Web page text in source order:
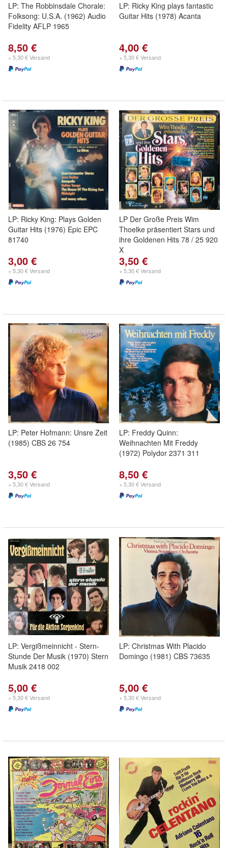
LP: The Robbinsdale Chorale:
Folksong: U.S.A. (1962) Audio
Fidelity AFLP 1965
8,50 €
+ 5,30 € Versand
LP: Ricky King plays fantastic
Guitar Hits (1978) Acanta
4,00 €
+ 5,30 € Versand
LP: Ricky King: Plays Golden
Guitar Hits (1976) Epic EPC
81740
3,00 €
+ 5,30 € Versand
LP Der Große Preis Wim
Thoelke präsentiert Stars und
ihre Goldenen Hits 78 / 25 920
X
3,50 €
+ 5,30 € Versand
LP: Peter Hofmann: Unsre Zeit
(1985) CBS 26 754
3,50 €
+ 5,30 € Versand
LP: Freddy Quinn:
Weihnachten Mit Freddy
(1972) Polydor 2371 311
8,50 €
+ 5,30 € Versand
LP: Vergißmeinnicht - Stern-
Stunde Der Musik (1970) Stern
Musik 2418 002
5,00 €
+ 5,30 € Versand
LP: Christmas With Placido
Domingo (1981) CBS 73635
5,00 €
+ 5,30 € Versand